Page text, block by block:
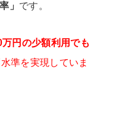
」 です。
円の少額利用でも
準を実現していま